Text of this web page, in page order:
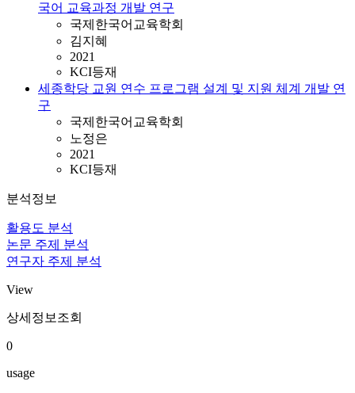
국어 교육과정 개발 연구
국제한국어교육학회
김지혜
2021
KCI등재
세종학당 교원 연수 프로그램 설계 및 지원 체계 개발 연
구
국제한국어교육학회
노정은
2021
KCI등재
분석정보
활용도 분석
논문 주제 분석
연구자 주제 분석
View
상세정보조회
0
usage